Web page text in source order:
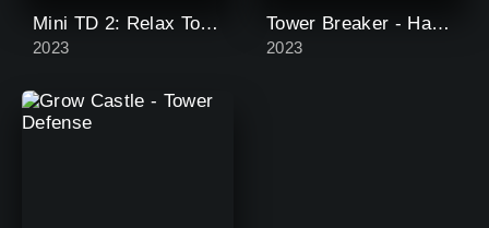
Mini TD 2: Relax Tower Defense
2023
Tower Breaker - Hack & Slash
2023